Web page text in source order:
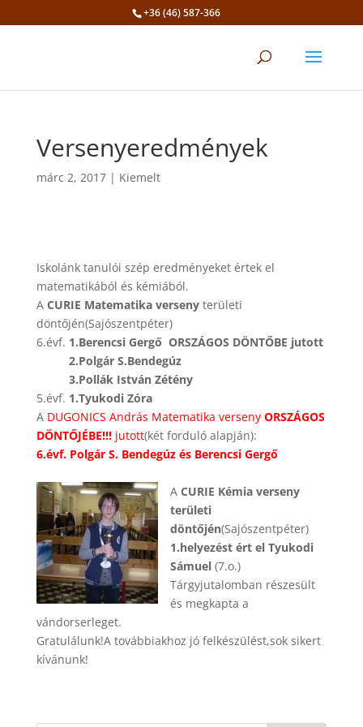
+36 (46) 587-366
Versenyeredmények
márc 2, 2017| Kiemelt
Iskolánk tanulói szép eredményeket értek el
matematikából és kémiából.
A CURIE Matematika versenyterületi
döntőjén(Sajószentpéter)
6.évf. 1.Berencsi Gergő ORSZÁGOS DÖNTŐBE jutott
2.Polgár S.Bendegúz
3.Pollák István Zétény
5.évf. 1.Tyukodi Zóra
A DUGONICS András Matematika verseny ORSZÁGOS
DÖNTŐJÉBE!!!jutott(két forduló alapján):
6.évf. Polgár S. Bendegúz és Berencsi Gergő
A CURIE Kémia verseny
területi
döntőjén(Sajószentpéter)
1.helyezést ért el Tyukodi
Sámuel(7.o.)
Tárgyjutalomban részesült
és megkapta a
vándorserleget.
Gratulálunk!A továbbiakhoz jó felkészülést,sok sikert
kívánunk!